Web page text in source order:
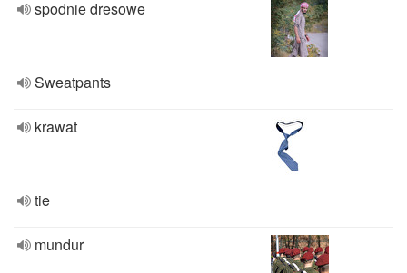
spodnie dresowe
Sweatpants
krawat
tie
mundur